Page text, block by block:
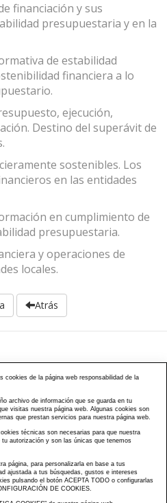
financiación y sus
presupuestaria y en la
de estabilidad
financiera a lo
ejecución,
Destino del superávit de
sostenibles. Los
en las entidades
en cumplimiento de
presupuestaria.
y operaciones de
locales.
Atrás
Zaragoza
On Line|Cursos
Aviso Legal|Política
|FAQs|Mapa Web
cookies de la página web responsabilidad de la
archivo de información que se guarda en tu
visitas nuestra página web. Algunas cookies son
que prestan servicios para nuestra página web.
técnicas son necesarias para que nuestra
autorización y son las únicas que tenemos
página, para personalizarla en base a tus
ajustada a tus búsquedas, gustos e intereses
pulsando el botón ACEPTA TODO o configurarlas
DE COOKIES.